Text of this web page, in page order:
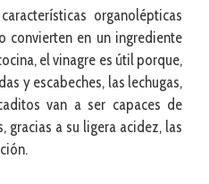
organolépticas
convierten en un ingrediente
el vinagre es útil porque,
y escabeches, las lechugas,
van a ser capaces de
gracias a su ligera acidez, las